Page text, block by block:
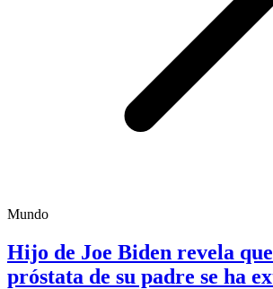
Mundo
Hijo de Joe Biden revela
próstata de su padre se ha